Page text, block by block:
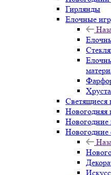
Гирлянды
Елочные
Светящиеся
Новогодняя
Новогодние
Новогодние